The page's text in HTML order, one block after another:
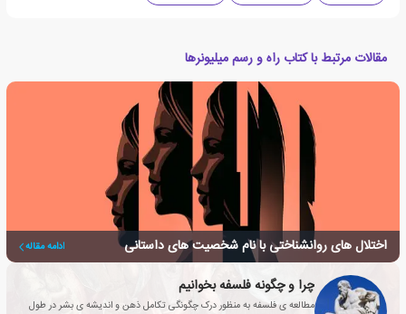
مقالات مرتبط با کتاب راه و رسم میلیونرها
اختلال های روانشناختی با نام شخصیت های داستانی ادامه مقاله
چرا و چگونه فلسفه بخوانیم
مطالعه ی فلسفه به منظور درک چگونگی تکامل ذهن و اندیشه ی بشر در طول